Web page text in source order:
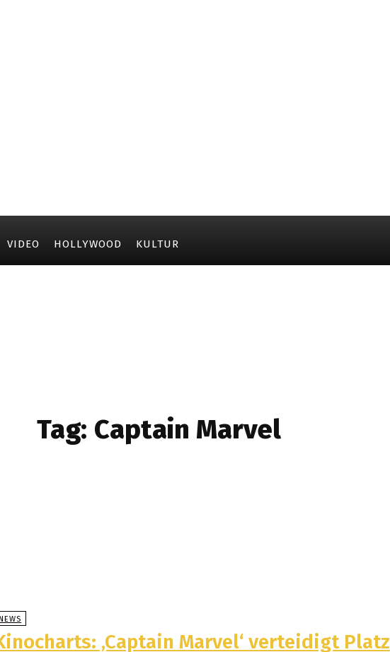
VIDEO HOLLYWOOD KULTUR
Tag: Captain Marvel
‚Captain Marvel‘ verteidigt Platz